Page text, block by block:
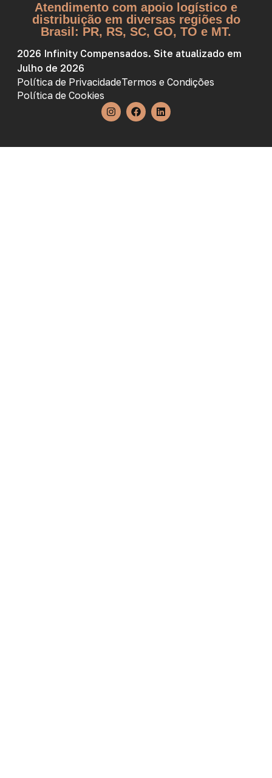
Atendimento com apoio logístico e
distribuição em diversas regiões do
Brasil: PR, RS, SC, GO, TO e MT.
2026 Infinity Compensados. Site atualizado em
Julho de 2026
Política de PrivacidadeTermos e Condições
Política de Cookies